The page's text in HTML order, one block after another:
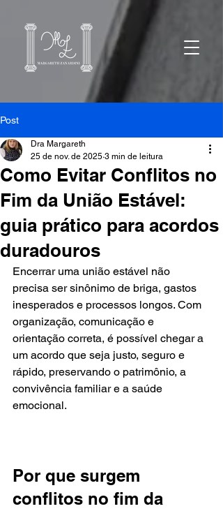
Post
Como Evitar Conflitos no
Fim da União Estável:
guia prático para acordos
duradouros
Dra Margareth
25 de nov. de 2025 3 min de leitura
Encerrar uma união estável não
precisa ser sinônimo de briga, gastos
inesperados e processos longos. Com
organização, comunicação e
orientação correta, é possível chegar a
um acordo que seja justo, seguro e
rápido, preservando o patrimônio, a
convivência familiar e a saúde
emocional.
Por que surgem
conflitos no fim da